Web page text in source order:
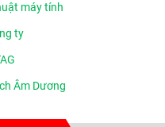
máy tính
ty
Âm Dương